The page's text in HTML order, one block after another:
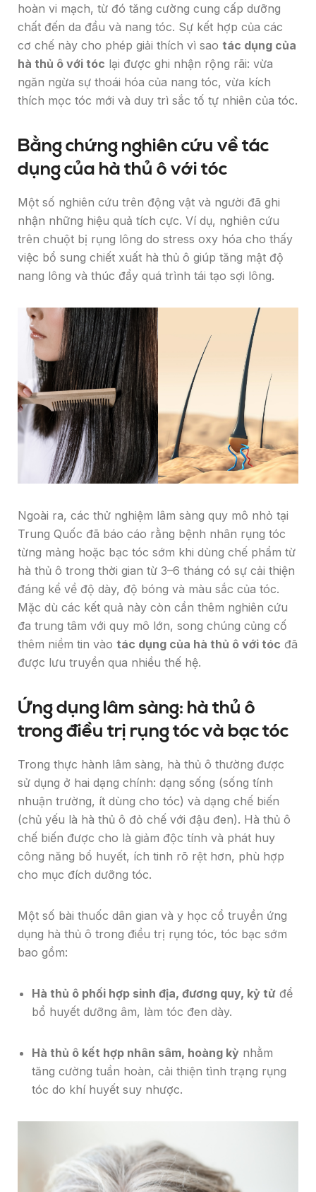
hoàn vi mạch, từ đó tăng cường cung cấp dưỡng
chất đến da đầu và nang tóc. Sự kết hợp của các
cơ chế này cho phép giải thích vì sao tác dụng của
hà thủ ô với tóc lại được ghi nhận rộng rãi: vừa
ngăn ngừa sự thoái hóa của nang tóc, vừa kích
thích mọc tóc mới và duy trì sắc tố tự nhiên của tóc.
Bằng chứng nghiên cứu về tác
dụng của hà thủ ô với tóc
Một số nghiên cứu trên động vật và người đã ghi
nhận những hiệu quả tích cực. Ví dụ, nghiên cứu
trên chuột bị rụng lông do stress oxy hóa cho thấy
việc bổ sung chiết xuất hà thủ ô giúp tăng mật độ
nang lông và thúc đẩy quá trình tái tạo sợi lông.
Ngoài ra, các thử nghiệm lâm sàng quy mô nhỏ tại
Trung Quốc đã báo cáo rằng bệnh nhân rụng tóc
từng mảng hoặc bạc tóc sớm khi dùng chế phẩm từ
hà thủ ô trong thời gian từ 3–6 tháng có sự cải thiện
đáng kể về độ dày, độ bóng và màu sắc của tóc.
Mặc dù các kết quả này còn cần thêm nghiên cứu
đa trung tâm với quy mô lớn, song chúng củng cố
thêm niềm tin vào tác dụng của hà thủ ô với tóc đã
được lưu truyền qua nhiều thế hệ.
Ứng dụng lâm sàng: hà thủ ô
trong điều trị rụng tóc và bạc tóc
Trong thực hành lâm sàng, hà thủ ô thường được
sử dụng ở hai dạng chính: dạng sống (sống tính
nhuận trường, ít dùng cho tóc) và dạng chế biến
(chủ yếu là hà thủ ô đỏ chế với đậu đen). Hà thủ ô
chế biến được cho là giảm độc tính và phát huy
công năng bổ huyết, ích tinh rõ rệt hơn, phù hợp
cho mục đích dưỡng tóc.
Một số bài thuốc dân gian và y học cổ truyền ứng
dụng hà thủ ô trong điều trị rụng tóc, tóc bạc sớm
bao gồm:
Hà thủ ô phối hợp sinh địa, đương quy, kỷ tử để
bổ huyết dưỡng âm, làm tóc đen dày.
Hà thủ ô kết hợp nhân sâm, hoàng kỳ nhằm
tăng cường tuần hoàn, cải thiện tình trạng rụng
tóc do khí huyết suy nhược.